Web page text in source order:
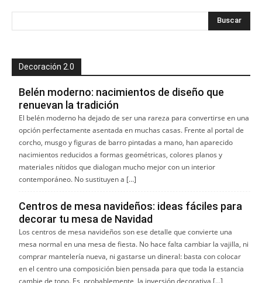
Decoración 2.0
Belén moderno: nacimientos de diseño que
renuevan la tradición
El belén moderno ha dejado de ser una rareza para convertirse en una
opción perfectamente asentada en muchas casas. Frente al portal de
corcho, musgo y figuras de barro pintadas a mano, han aparecido
nacimientos reducidos a formas geométricas, colores planos y
materiales nítidos que dialogan mucho mejor con un interior
contemporáneo. No sustituyen a […]
Centros de mesa navideños: ideas fáciles para
decorar tu mesa de Navidad
Los centros de mesa navideños son ese detalle que convierte una
mesa normal en una mesa de fiesta. No hace falta cambiar la vajilla, ni
comprar mantelería nueva, ni gastarse un dineral: basta con colocar
en el centro una composición bien pensada para que toda la estancia
cambie de tono. Es, probablemente, la inversión decorativa […]